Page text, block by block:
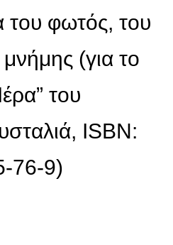
του φωτός, του
(για το
του
ISBN:
76-9)